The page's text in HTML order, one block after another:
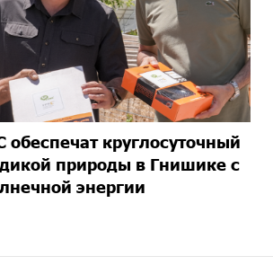
обеспечат круглосуточный
природы в Гнишике с
энергии